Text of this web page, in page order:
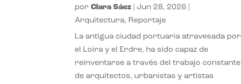
porClara Sáez Jun 28, 2026
Arquitectura, Reportaje
La antigua ciudad portuaria atravesada por
el Loira y el Erdre, ha sido capaz de
reinventarse a través del trabajo constante
de arquitectos, urbanistas y artistas